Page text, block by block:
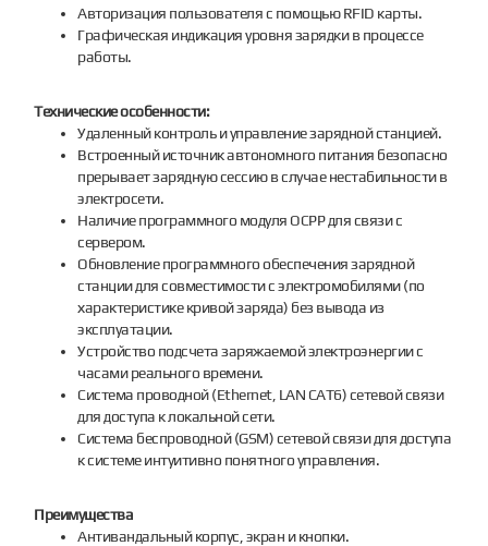
Авторизация пользователя с помощью RFID карты.
Графическая индикация уровня зарядки в процессе
работы.
Технические особенности:
Удаленный контроль и управление зарядной станцией.
Встроенный источник автономного питания безопасно
прерывает зарядную сессию в случае нестабильности в
электросети.
Наличие программного модуля OCPP для связи с
сервером.
Обновление программного обеспечения зарядной
станции для совместимости с электромобилями (по
характеристике кривой заряда) без вывода из
эксплуатации.
Устройство подсчета заряжаемой электроэнергии с
часами реального времени.
Система проводной (Ethernet, LAN CAT6) сетевой связи
для доступа к локальной сети.
Система беспроводной (GSM) сетевой связи для доступа
к системе интуитивно понятного управления.
Преимущества
Антивандальный корпус, экран и кнопки.